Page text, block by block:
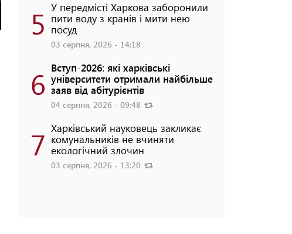
5 У передмісті Харкова заборонили
пити воду з кранів і мити нею
посуд
03 серпня, 2026 - 14:18
6 Вступ-2026: які харківські
університети отримали найбільше
заяв від абітурієнтів
04 серпня, 2026 - 09:48
7 Харківський науковець закликає
комунальників не вчиняти
екологічний злочин
03 серпня, 2026 - 13:20